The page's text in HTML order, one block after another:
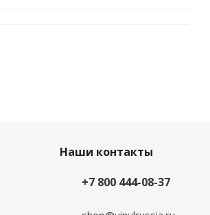
Наши контакты
+7 800 444-08-37